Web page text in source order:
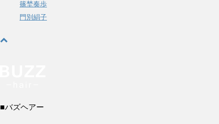
篠埜奏歩
門別絹子
■バズヘアー